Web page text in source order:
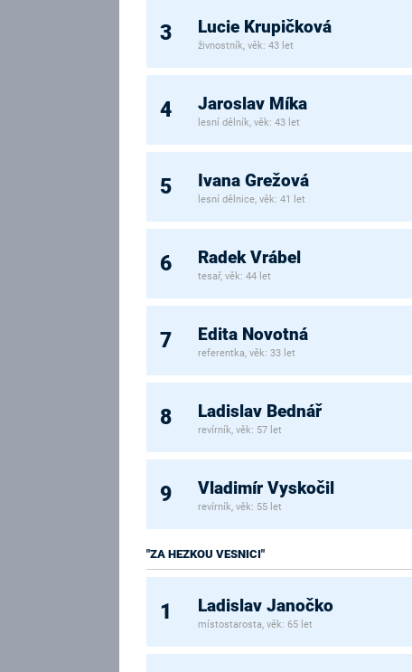
3 Lucie Krupičková
živnostník, věk: 43 let
4 Jaroslav Míka
lesní dělník, věk: 43 let
5 Ivana Grežová
lesní dělnice, věk: 41 let
6 Radek Vrábel
tesař, věk: 44 let
7 Edita Novotná
referentka, věk: 33 let
8 Ladislav Bednář
revírník, věk: 57 let
9 Vladimír Vyskočil
revírník, věk: 55 let
"ZA HEZKOU VESNICI"
1 Ladislav Janočko
místostarosta, věk: 65 let